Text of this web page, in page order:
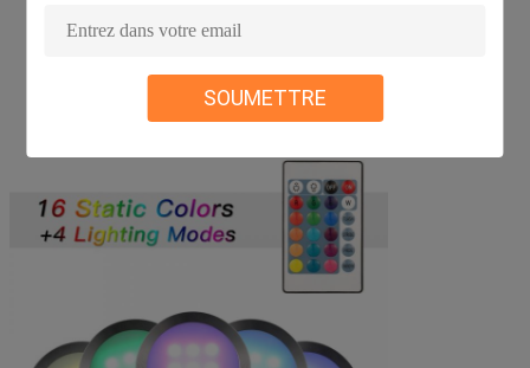
SOUMETTRE